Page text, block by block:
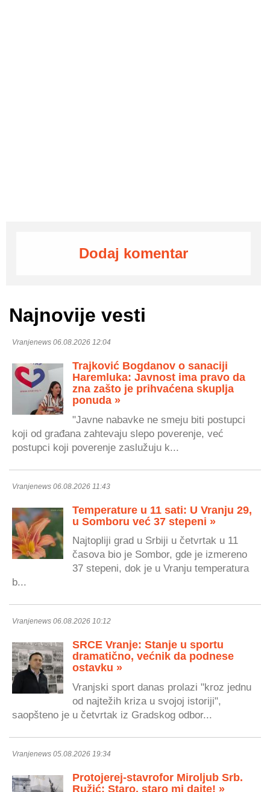
Dodaj komentar
Najnovije vesti
Vranjenews 06.08.2026 12:04
Trajković Bogdanov o sanaciji
Haremluka: Javnost ima pravo da
zna zašto je prihvaćena skuplja
ponuda »
"Javne nabavke ne smeju biti postupci
koji od građana zahtevaju slepo poverenje, već
postupci koji poverenje zaslužuju k...
Vranjenews 06.08.2026 11:43
Temperature u 11 sati: U Vranju 29,
u Somboru već 37 stepeni »
Najtopliji grad u Srbiji u četvrtak u 11
časova bio je Sombor, gde je izmereno
37 stepeni, dok je u Vranju temperatura
b...
Vranjenews 06.08.2026 10:12
SRCE Vranje: Stanje u sportu
dramatično, većnik da podnese
ostavku »
Vranjski sport danas prolazi "kroz jednu
od najtežih kriza u svojoj istoriji",
saopšteno je u četvrtak iz Gradskog odbor...
Vranjenews 05.08.2026 19:34
Protojerej-stavrofor Miroljub Srb.
Ružić: Staro, staro mi dajte! »